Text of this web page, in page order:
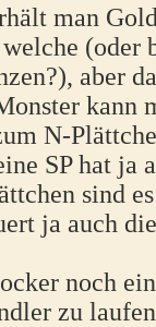
man
(oder
aber
kann
N-
SP hat ja
sind
ja auch
noch
zu